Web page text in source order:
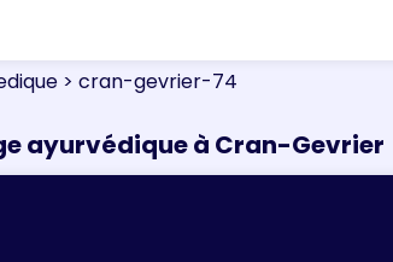
> cran-gevrier-74
ayurvédique à Cran-Gevrier